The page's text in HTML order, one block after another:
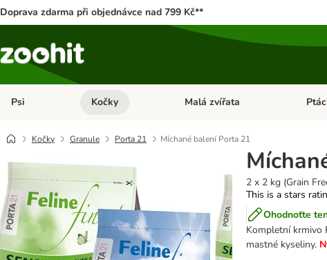
Doprava zdarma při objednávce nad 799 Kč**
Psi Otevřít menu: Psi
Kočky Otevřít menu: Kočky
Malá zvířata
Kočky Granule Porta 21 Míchané balení Porta 21
2 x 2 kg (Grain
This is a stars
Ohodnoťte
Kompletní krmivo
mastné kyseliny.